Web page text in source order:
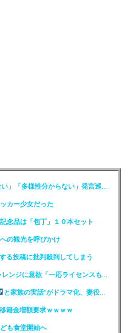
【芸能】横浜流星（29）「BL作品興味ない」「多様性分からない」発言巡りFCが注意喚起
カー少女だった
念品は「包丁」１０本セット
の観光を呼びかけ
る投稿に批判殺到してしまう
【朗報】松木安太郎、Jリーグ監督再チャレンジに意欲「一応ライセンスも持っているので」
と家族の実話”がドラマ化、妻役は北川景子
籍金増額要求ｗｗｗｗ
も食堂開始へ